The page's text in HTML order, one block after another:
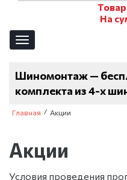
На
Шиномонтаж —
комплекта из 4-х
Главная / Акции
Акции
Условия проведения